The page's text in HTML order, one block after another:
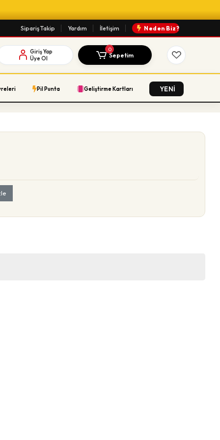
Sipariş Takip Yardım İletişim Neden Biz?
Giriş Yap
Üye Ol
0
Sepetim
Pil Punta Geliştirme Kartları YENİ